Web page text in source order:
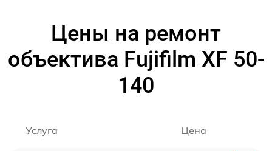
Цены на ремонт
объектива Fujifilm XF 50-
140
Услуга Цена